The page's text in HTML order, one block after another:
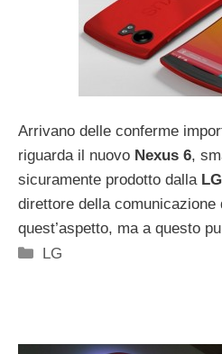
Arrivano delle conferme
riguarda il nuovo Nexus 6,
sicuramente prodotto dalla LG
direttore della comunicazione
quest’aspetto, ma a questo
Categorie
LG